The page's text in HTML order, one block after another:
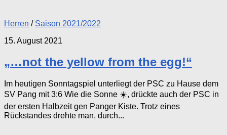
Herren / Saison 2021/2022
15. August 2021
„…not the yellow from the egg!“
Im heutigen Sonntagspiel unterliegt der PSC zu Hause dem
SV Pang mit 3:6 Wie die Sonne ☀️, drückte auch der PSC in
der ersten Halbzeit gen Panger Kiste. Trotz eines
Rückstandes drehte man, durch...